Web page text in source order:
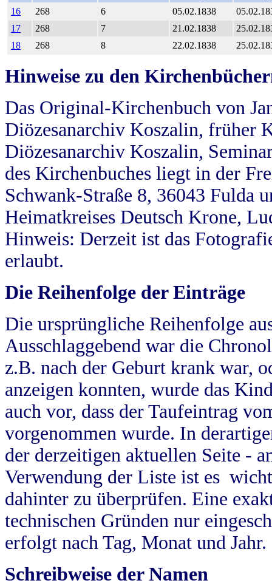
16
268 6 05.02.1838
17
268 7 21.02.1838
18
268 8 22.02.1838
Hinweise zu den
Das Original-Kirchenbuch von
Diözesanarchiv Koszalin, früher
Diözesanarchiv Koszalin,
des Kirchenbuches liegt in der
Schwank-Straße 8, 36043 Fulda
Heimatkreises Deutsch Krone,
Hinweis: Derzeit ist das
erlaubt.
Die Reihenfolge der Einträge
Die ursprüngliche Reihenfolge
Ausschlaggebend war die
z.B. nach der Geburt krank war,
anzeigen konnten, wurde das
auch vor, dass der Taufeintrag
vorgenommen wurde. In
der derzeitigen aktuellen Seite -
Verwendung der Liste ist es
dahinter zu überprüfen. Eine
technischen Gründen nur
erfolgt nach Tag, Monat und Jahr.
Schreibweise der Namen